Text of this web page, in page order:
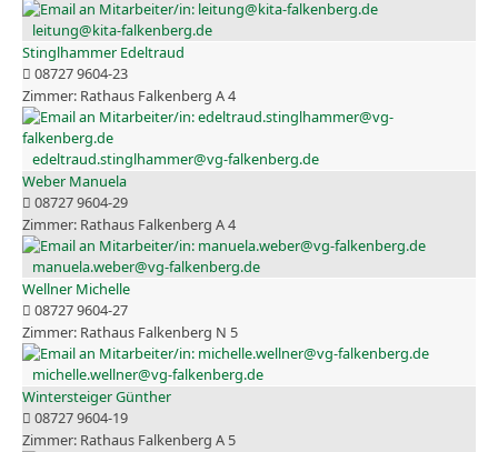
leitung@kita-falkenberg.de
Stinglhammer Edeltraud
08727 9604-23
Rathaus Falkenberg A 4
edeltraud.stinglhammer@vg-falkenberg.de
Weber Manuela
08727 9604-29
Rathaus Falkenberg A 4
manuela.weber@vg-falkenberg.de
Wellner Michelle
08727 9604-27
Rathaus Falkenberg N 5
michelle.wellner@vg-falkenberg.de
Wintersteiger Günther
08727 9604-19
Rathaus Falkenberg A 5